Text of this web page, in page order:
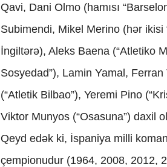
Qavi, Dani Olmo (hamısı
Subimendi, Mikel Merino (hər ikisi
İngiltərə), Aleks Baena (“Atletiko
Sosyedad”), Lamin Yamal,
(“Atletik Bilbao”), Yeremi Pino
Viktor Munyos (“Osasuna”) daxil
Qeyd edək ki, İspaniya milli
çempionudur (1964, 2008, 2012,